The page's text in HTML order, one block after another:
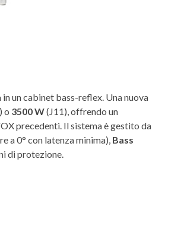
un cabinet bass-reflex. Una nuova
o 3500 W(J11), offrendo un
precedenti. Il sistema è gestito da
a 0° con latenza minima), Bass
di protezione.